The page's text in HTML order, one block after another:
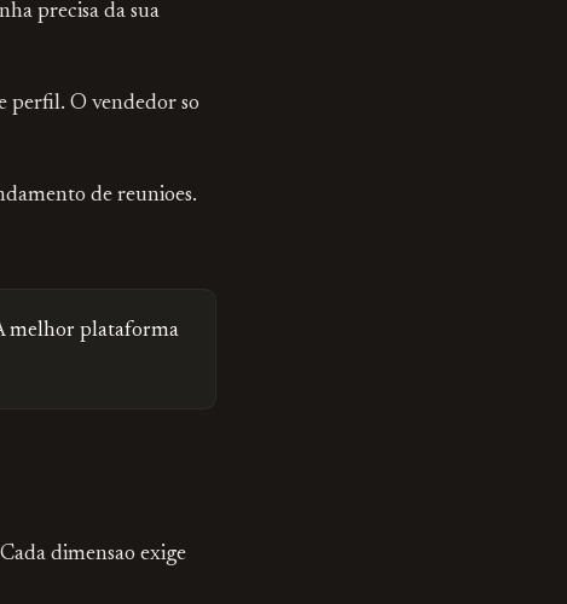
precisa da sua
perfil. O vendedor so
de reunioes.
melhor plataforma
dimensao exige